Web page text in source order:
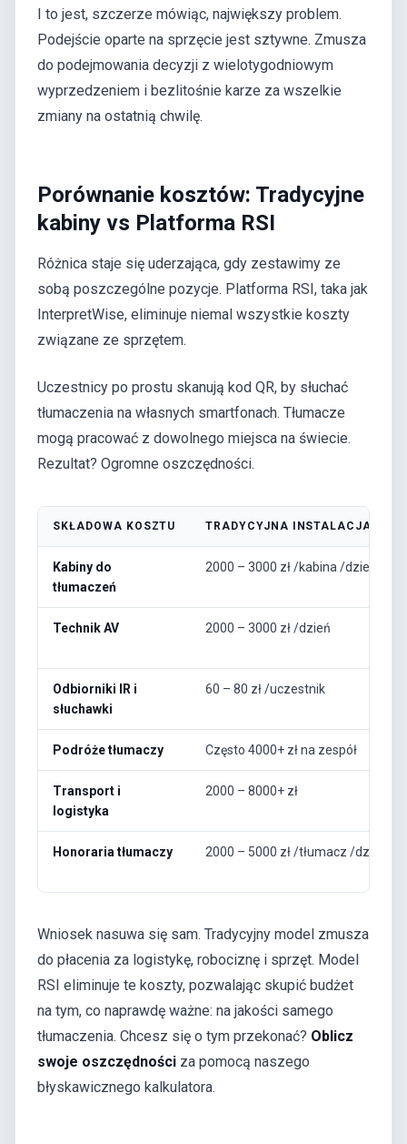
I to jest, szczerze mówiąc, największy problem.
Podejście oparte na sprzęcie jest sztywne. Zmusza
do podejmowania decyzji z wielotygodniowym
wyprzedzeniem i bezlitośnie karze za wszelkie
zmiany na ostatnią chwilę.
Porównanie kosztów: Tradycyjne
kabiny vs Platforma RSI
Różnica staje się uderzająca, gdy zestawimy ze
sobą poszczególne pozycje. Platforma RSI, taka jak
InterpretWise, eliminuje niemal wszystkie koszty
związane ze sprzętem.
Uczestnicy po prostu skanują kod QR, by słuchać
tłumaczenia na własnych smartfonach. Tłumacze
mogą pracować z dowolnego miejsca na świecie.
Rezultat? Ogromne oszczędności.
SKŁADOWA KOSZTU TRADYCYJNA INSTALACJA Z
Kabiny do
tłumaczeń
2000 – 3000 zł /kabina /dzień
Technik AV 2000 – 3000 zł /dzień
Odbiorniki IR i
słuchawki
60 – 80 zł /uczestnik
Podróże tłumaczy Często 4000+ zł na zespół
Transport i
logistyka
2000 – 8000+ zł
Honoraria tłumaczy 2000 – 5000 zł /tłumacz /dzień
Wniosek nasuwa się sam. Tradycyjny model zmusza
do płacenia za logistykę, robociznę i sprzęt. Model
RSI eliminuje te koszty, pozwalając skupić budżet
na tym, co naprawdę ważne: na jakości samego
tłumaczenia. Chcesz się o tym przekonać? Oblicz
swoje oszczędności za pomocą naszego
błyskawicznego kalkulatora.